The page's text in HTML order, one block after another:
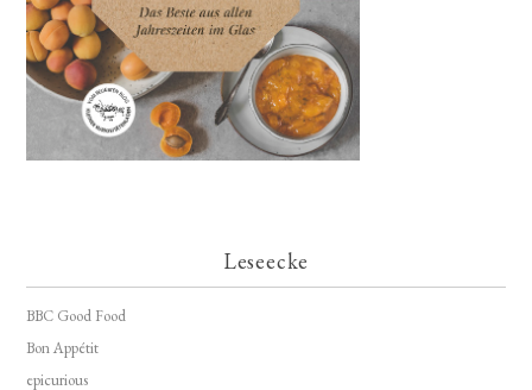
Leseecke
BBC Good Food
Bon Appétit
epicurious